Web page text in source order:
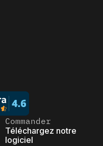
Commander
Téléchargez notre
logiciel